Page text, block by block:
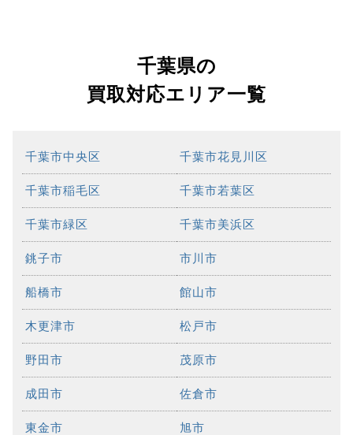
千葉県の
買取対応エリア一覧
千葉市中央区 千葉市花見川区
千葉市稲毛区 千葉市若葉区
千葉市緑区 千葉市美浜区
銚子市 市川市
船橋市 館山市
木更津市 松戸市
野田市 茂原市
成田市 佐倉市
東金市 旭市